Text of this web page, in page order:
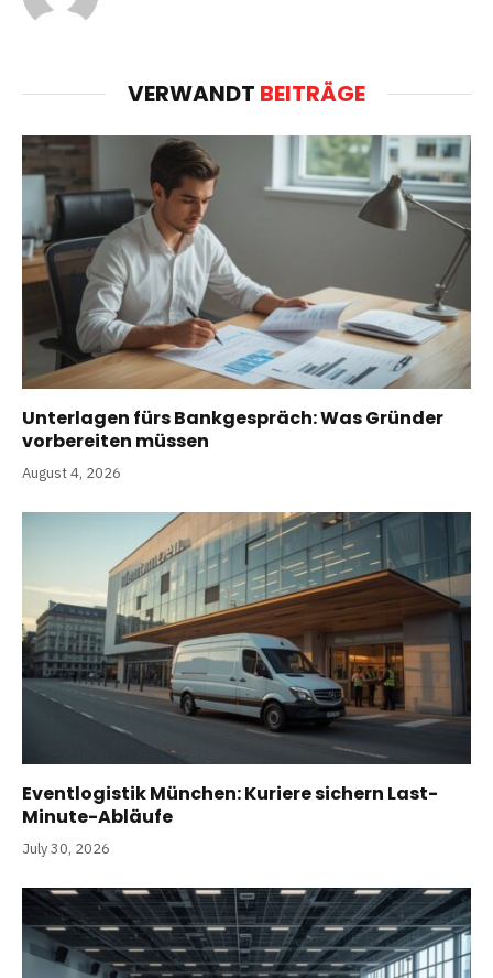
VERWANDT BEITRÄGE
Unterlagen fürs Bankgespräch: Was Gründer
vorbereiten müssen
August 4, 2026
Eventlogistik München: Kuriere sichern Last-
Minute-Abläufe
July 30, 2026